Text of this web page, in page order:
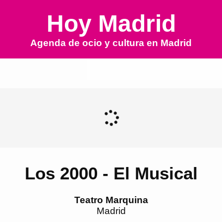
Hoy Madrid
Agenda de ocio y cultura en Madrid
Los 2000 - El Musical
Teatro Marquina
Madrid